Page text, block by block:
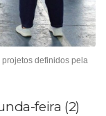
definidos pela
feira (2)